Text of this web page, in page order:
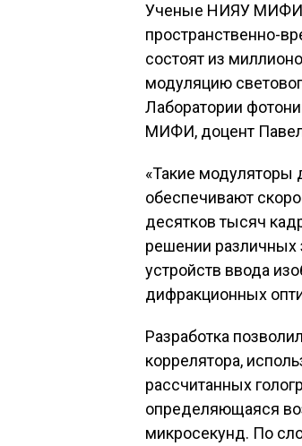
Ученые НИЯУ МИФИ
пространственно-
состоят из
модуляцию
Лаборатории
МИФИ, доцент
«Такие модуляторы
обеспечивают
десятков тысяч
решении различных
устройств ввода
дифракционных
Разработка
коррелятора,
рассчитанных
определяющаяся
микросекунд. По